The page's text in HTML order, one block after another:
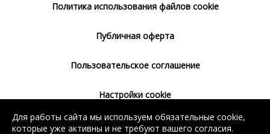
Политика использования файлов cookie
Публичная оферта
Пользовательское соглашение
Настройки cookie
Согласие на использование сервиса
Для работы сайта мы используем обязательные cookie,
которые уже активны и не требуют вашего согласия.